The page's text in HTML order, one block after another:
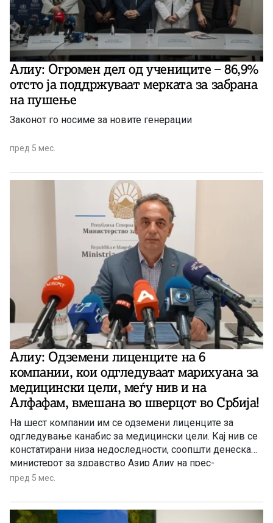
Алиу: Огромен дел од учениците – 86,9%
отсто ја поддржуваат мерката за забрана
на пушење
Законот го носиме за новите генерации
пред 5 мес.
Алиу: Одземени лиценците на 6
компании, кои одгледуваат марихуана за
медицински цели, меѓу нив и на
Алфафам, вмешана во шверцот во Србија!
На шест компании им се одземени лиценците за
одгледување канабис за медицински цели. Кај нив се
констатирани низа недоследности, соопшти денеска
министерот за здравство Азир Алиу на прес-
конференција во Владата. Одлуките на Владата се
несоодветно складирање на сувиот цвет, недоследни
известувања до Комисијата, недоставена целосна
пред 5 мес.